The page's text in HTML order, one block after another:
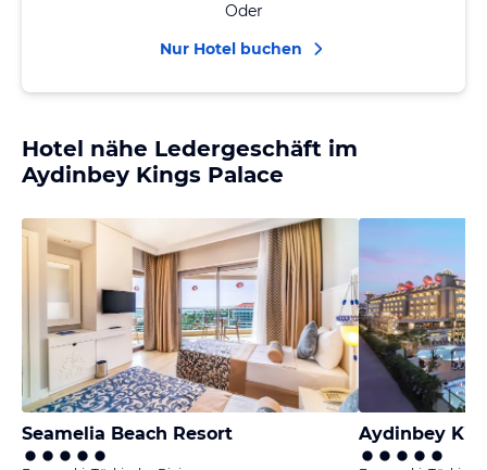
Oder
Nur Hotel buchen
Hotel nähe Ledergeschäft im
Aydinbey Kings Palace
Seamelia Beach Resort Aydinbey